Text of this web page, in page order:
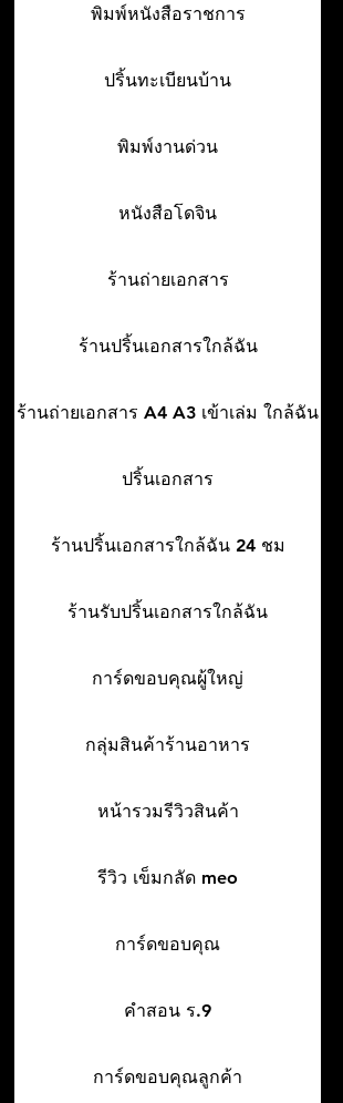
พิมพ์หนังสือราชการ
ปริ้นทะเบียนบ้าน
พิมพ์งานด่วน
หนังสือโดจิน
ร้านถ่ายเอกสาร
ร้านปริ้นเอกสารใกล้ฉัน
ร้านถ่ายเอกสาร A4 A3 เข้าเล่ม ใกล้ฉัน
ปริ้นเอกสาร
ร้านปริ้นเอกสารใกล้ฉัน 24 ชม
ร้านรับปริ้นเอกสารใกล้ฉัน
การ์ดขอบคุณผู้ใหญ่
กลุ่มสินค้าร้านอาหาร
หน้ารวมรีวิวสินค้า
รีวิว เข็มกลัด meo
การ์ดขอบคุณ
คำสอน ร.9
การ์ดขอบคุณลูกค้า